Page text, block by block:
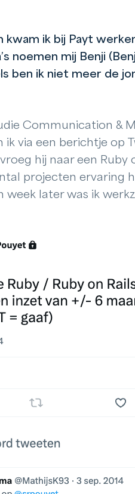
kwam ik bij Payt
noemen mij Benji
ben ik niet meer de
Communication &
ik via een berichtje
hij naar een
projecten ervaring
week later was ik